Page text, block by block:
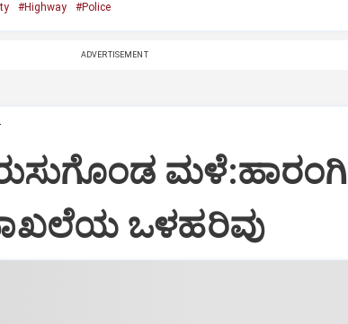
#Highway #Police
ADVERTISEMENT
ಮಳೆ:ಹಾರಂಗಿ
ಒಳಹರಿವು